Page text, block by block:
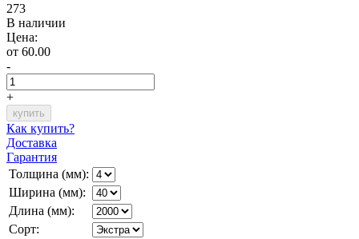
273
В наличии
Цена:
от 60.00
-
+
Как купить?
Доставка
Гарантия
Толщина (мм):
Ширина (мм):
Длина (мм):
Сорт: